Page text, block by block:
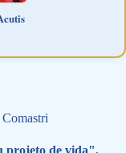
projeto de vida".